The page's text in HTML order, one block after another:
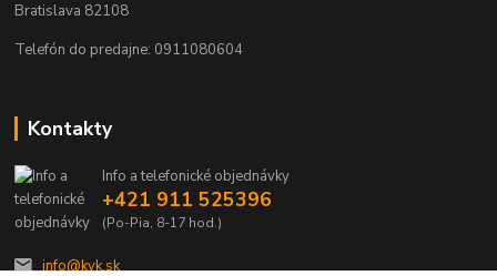
Bratislava 82108
Telefón do predajne: 0911080604
Kontakty
Info a telefonické objednávky
+421 911 525396
(Po-Pia, 8-17 hod.)
info@kvk.sk